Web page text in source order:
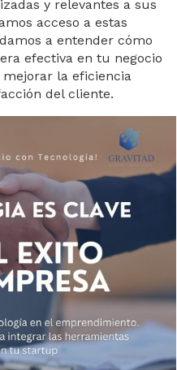
y relevantes a sus
acceso a estas
a entender cómo
efectiva en tu negocio
la eficiencia
del cliente.